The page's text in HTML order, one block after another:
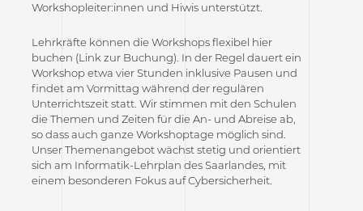
Workshopleiter:innen und Hiwis unterstützt.
Lehrkräfte können die Workshops flexibel hier
buchen (Link zur Buchung). In der Regel dauert ein
Workshop etwa vier Stunden inklusive Pausen und
findet am Vormittag während der regulären
Unterrichtszeit statt. Wir stimmen mit den Schulen
die Themen und Zeiten für die An- und Abreise ab,
so dass auch ganze Workshoptage möglich sind.
Unser Themenangebot wächst stetig und orientiert
sich am Informatik-Lehrplan des Saarlandes, mit
einem besonderen Fokus auf Cybersicherheit.